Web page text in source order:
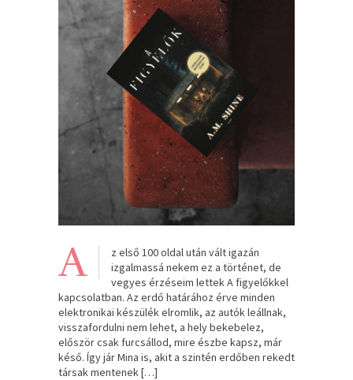
A
z első 100 oldal után vált igazán
izgalmassá nekem ez a történet, de
vegyes érzéseim lettek A figyelőkkel
kapcsolatban. Az erdő határához érve minden
elektronikai készülék elromlik, az autók leállnak,
visszafordulni nem lehet, a hely bekebelez,
először csak furcsállod, mire észbe kapsz, már
késő. Így jár Mina is, akit a szintén erdőben rekedt
társak mentenek […]